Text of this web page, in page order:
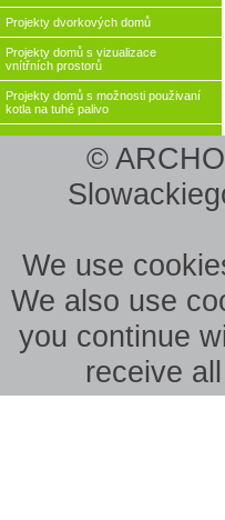
Projekty dvorkových domů
Projekty domů s vizualizace
vnítřních prostorů
Projekty domů s možnosti použivaní
kotla na tuhé palivo
©
We use
We also use
you continue
receive